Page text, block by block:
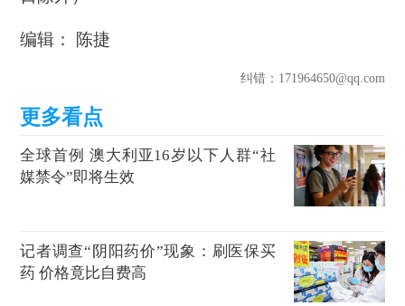
编辑： 陈捷
纠错：171964650@qq.com
全球首例 澳大利亚16岁以下人群“社
媒禁令”即将生效
记者调查“阴阳药价”现象：刷医保买
药 价格竟比自费高